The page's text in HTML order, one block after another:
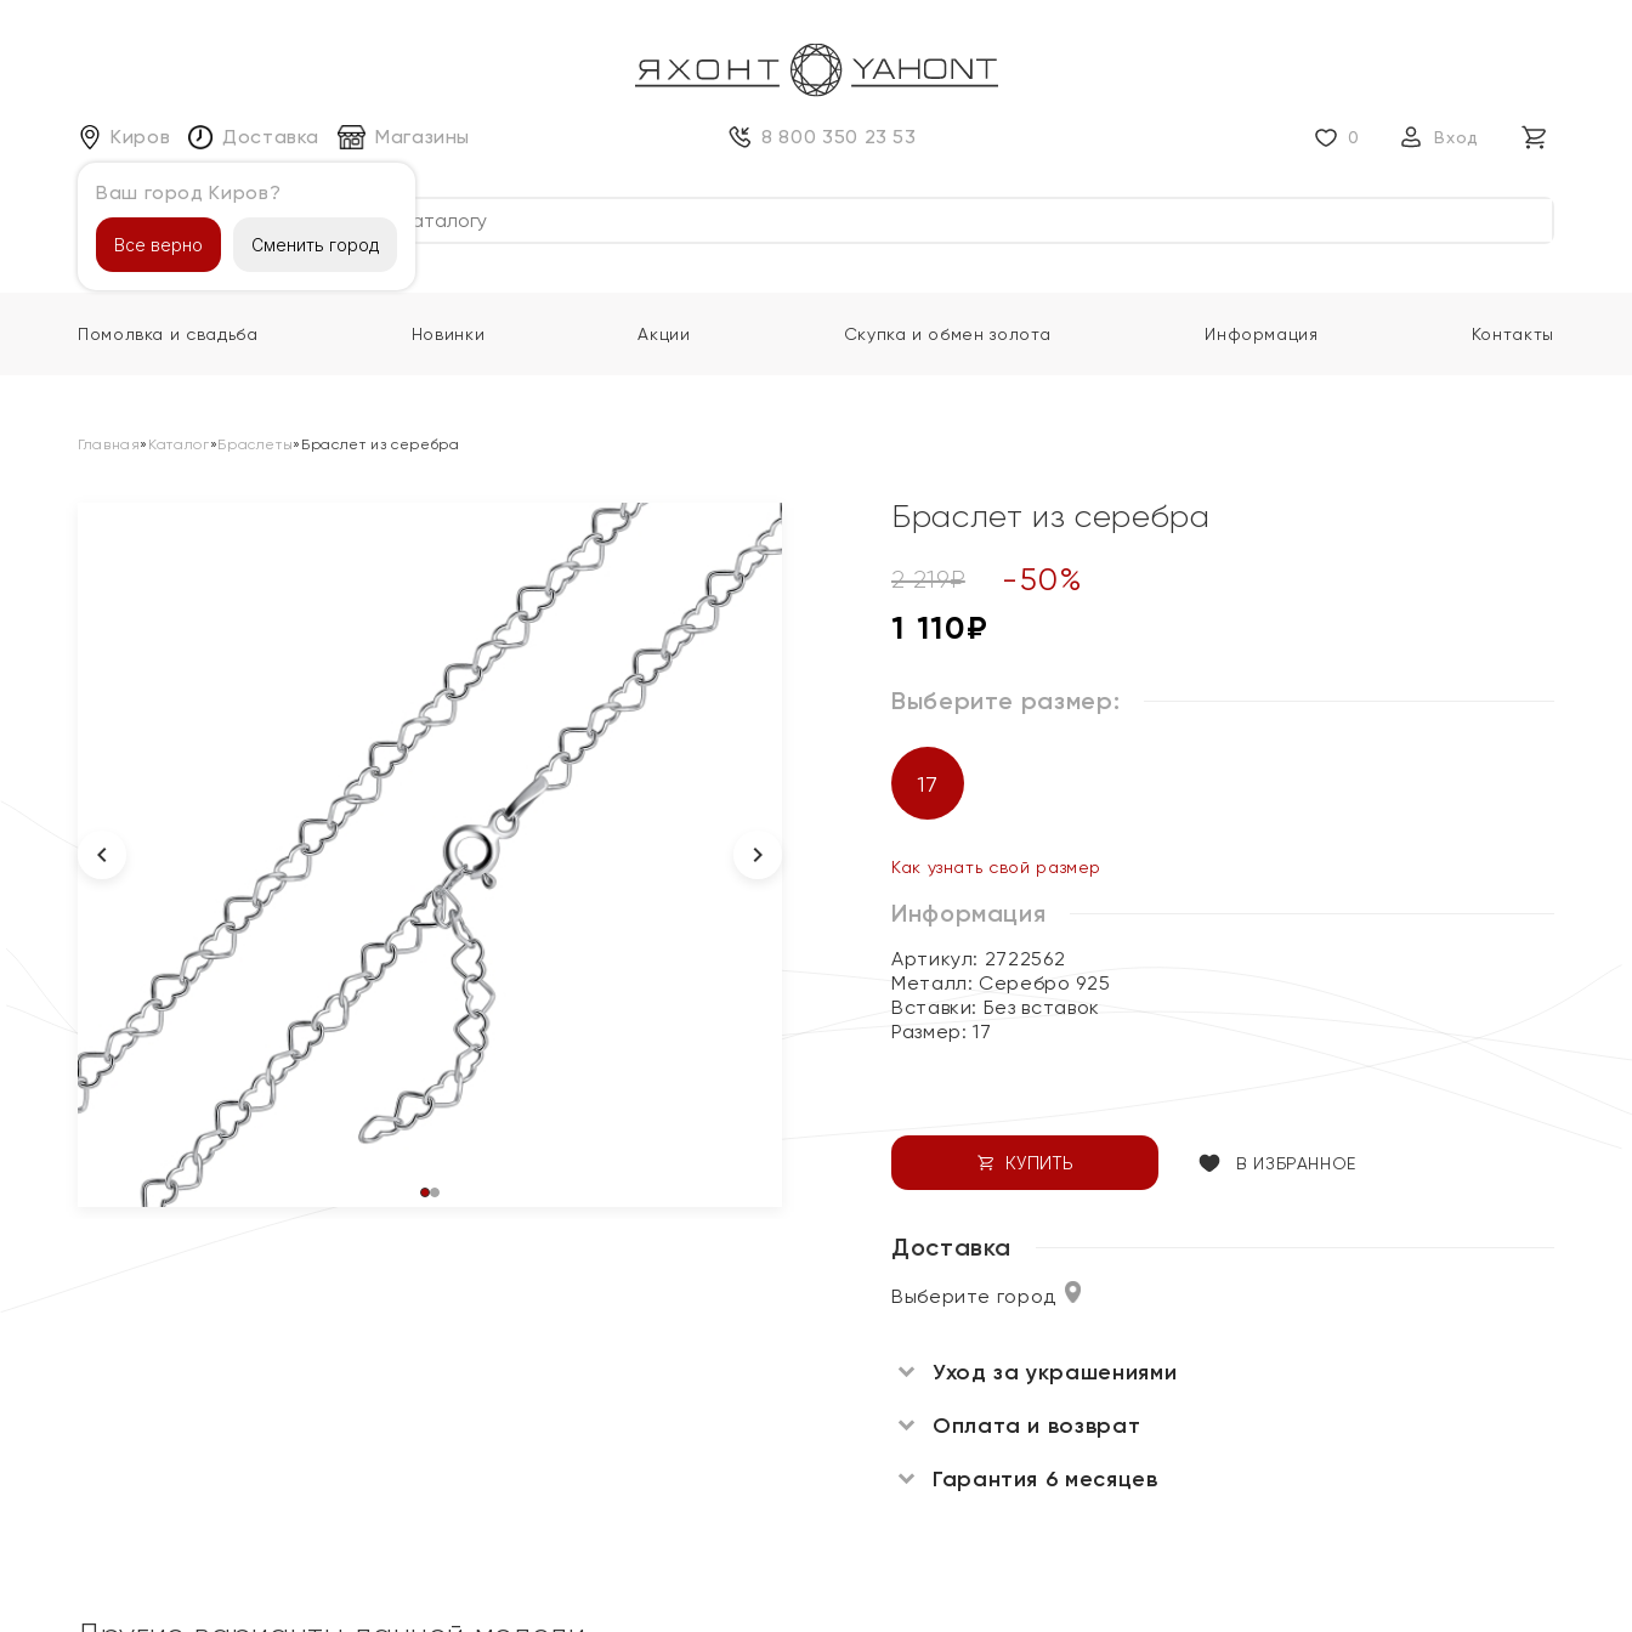
Киров
Ваш город Киров?
Все верно Сменить город
Доставка Магазины 8 800 350 23 53 0 Вход
Каталог
Помолвка и свадьба Новинки Акции Скупка и обмен золота Информация Контакты
Главная» Каталог»Браслеты» Браслет из серебра
Браслет из серебра
2 219₽ -50%
1 110₽
Выберите размер:
17
Как узнать свой размер
Информация
Артикул: 2722562
Металл: Серебро 925
Вставки: Без вставок
Размер:17
КУПИТЬ В ИЗБРАННОЕ
Доставка
Выберите город
Уход за украшениями
Оплата и возврат
Гарантия 6 месяцев